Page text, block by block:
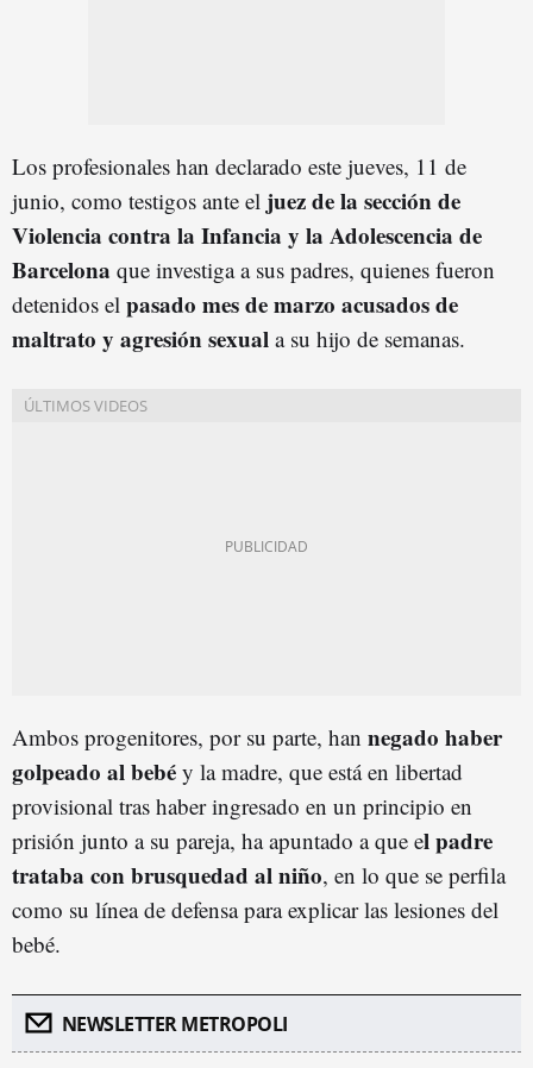
Los profesionales han declarado este jueves, 11 de
junio, como testigos ante el juez de la sección de
Violencia contra la Infancia y la Adolescencia de
Barcelona que investiga a sus padres, quienes fueron
detenidos el pasado mes de marzo acusados de
maltrato y agresión sexual a su hijo de semanas.
Ambos progenitores, por su parte, han negado haber
golpeado al bebé y la madre, que está en libertad
provisional tras haber ingresado en un principio en
prisión junto a su pareja, ha apuntado a que el padre
trataba con brusquedad al niño, en lo que se perfila
como su línea de defensa para explicar las lesiones del
bebé.
NEWSLETTER METROPOLI